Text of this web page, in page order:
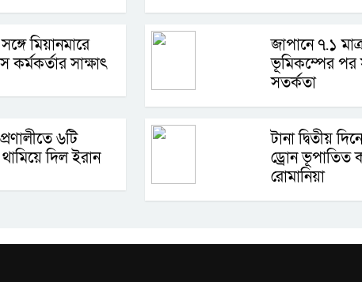
মিয়ানমারে
কর্মকর্তার সাক্ষাৎ
জাপানে ৭.১
ভূমিকম্পের পর
সতর্কতা
৬টি
দিল ইরান
টানা দ্বিতীয়
ড্রোন ভূপাতিত
রোমানিয়া